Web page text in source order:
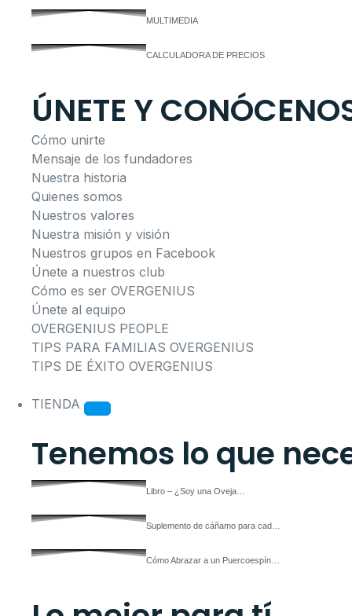
MULTIMEDIA
CALCULADORA DE PRECIOS
ÚNETE Y
Cómo unirte
Mensaje de los fundadores
Nuestra historia
Quienes somos
Nuestros valores
Nuestra misión y visión
Nuestros grupos en Facebook
Únete a nuestros club
Cómo es ser OVERGENIUS
Únete al equipo
OVERGENIUS PEOPLE
TIPS PARA FAMILIAS OVERGENIUS
TIPS DE ÉXITO OVERGENIUS
TIENDA
Tenemos lo que
Libro – ¿Soy una Oveja…
Suplemento de cáñamo para cad…
Cómo Abrazar a un Puercoespín…